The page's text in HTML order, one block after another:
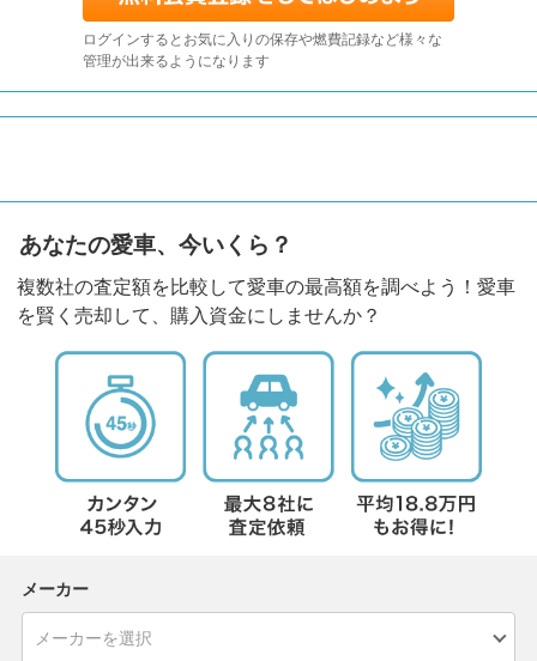
ログインするとお気に入りの保存や燃費記録など様々な
管理が出来るようになります
あなたの愛車、今いくら？
複数社の査定額を比較して愛車の最高額を調べよう！愛車
を賢く売却して、購入資金にしませんか？
メーカー